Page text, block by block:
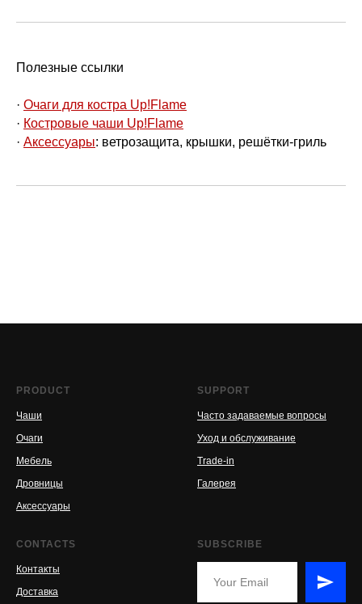
Полезные ссылки
· Очаги для костра Up!Flame
· Костровые чаши Up!Flame
· Аксессуары: ветрозащита, крышки, решётки-гриль
PRODUCT
Чаши
Очаги
Мебель
Дровницы
Аксессуары
SUPPORT
Часто задаваемые вопросы
Уход и обслуживание
Trade-in
Галерея
CONTACTS
Контакты
Доставка
SUBSCRIBE